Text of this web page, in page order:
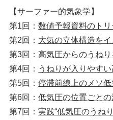
【サーファー的気象学】
第1回：数値予報資料のトリ
第2回： 大気の立体構造を
第3回：高気圧からのうねり
第4回： うねりが入りやす
第5回：停滞前線上のメソ低
第6回：低気圧の位置ごとの
第7回：実践“低気圧のうね